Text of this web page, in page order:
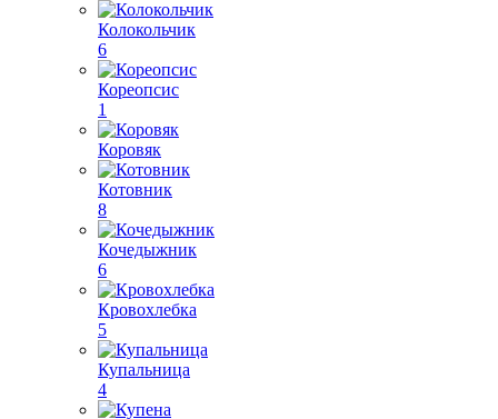
Колокольчик
6
Кореопсис
1
Коровяк
Котовник
8
Кочедыжник
6
Кровохлебка
5
Купальница
4